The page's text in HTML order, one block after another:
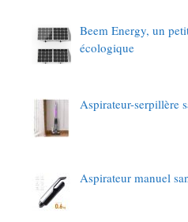
Beem Energy, un
écologique
Aspirateur-serpillère
Aspirateur manuel